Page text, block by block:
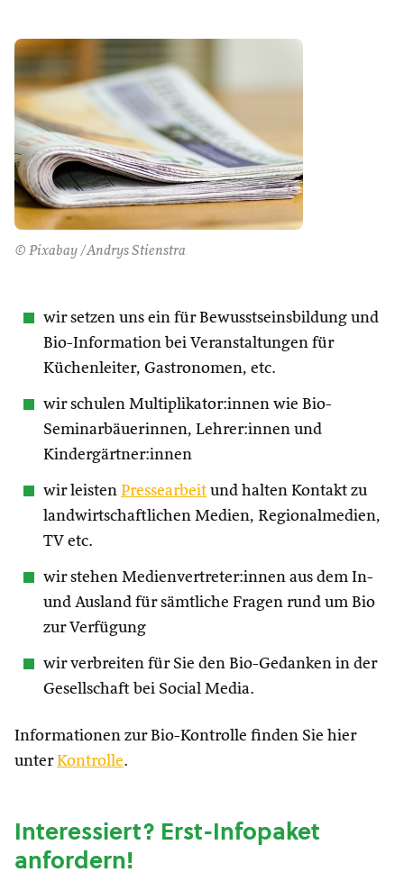
© Pixabay /Andrys Stienstra
wir setzen uns ein für Bewusstseinsbildung und
Bio-Information bei Veranstaltungen für
Küchenleiter, Gastronomen, etc.
wir schulen Multiplikator:innen wie Bio-
Seminarbäuerinnen, Lehrer:innen und
Kindergärtner:innen
wir leisten Pressearbeit und halten Kontakt zu
landwirtschaftlichen Medien, Regionalmedien,
TV etc.
wir stehen Medienvertreter:innen aus dem In-
und Ausland für sämtliche Fragen rund um Bio
zur Verfügung
wir verbreiten für Sie den Bio-Gedanken in der
Gesellschaft bei Social Media.
Informationen zur Bio-Kontrolle finden Sie hier
unterKontrolle.
Interessiert? Erst-Infopaket
anfordern!